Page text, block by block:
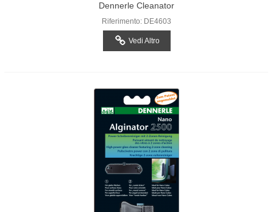
Dennerle Cleanator
Riferimento: DE4603
Vedi Altro